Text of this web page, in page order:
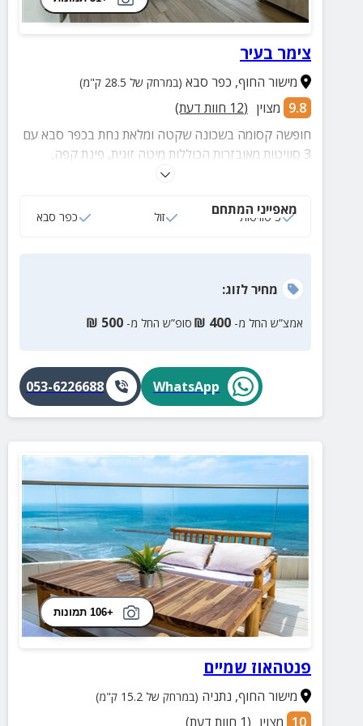
צימר בעיר
מישור החוף, כפר סבא (במרחק של 28.5 ק"מ)
9.8 מצוין (
12 חוות דעת)
חופשה קסומה בשכונה שקטה ומלאת נחת בכפר סבא עם
3 סוויטות מאובזרות הכוללות מיטה זוגית, פינת קפה,
מטבחון מצויד, חדר רחצה ופינת ישיבה.
מאפייני המתחם
3 סוויטות זול כפר סבא
מחירלזוג:
אמצ”ש החל מ- 400
₪ סופ”ש החל מ- 500
₪
WhatsApp
053-6226688
+106 תמונות
פנטהאוז שמיים
מישור החוף, נתניה (במרחק של 15.2 ק"מ)
10 מצוין (
1 חוות דעת)